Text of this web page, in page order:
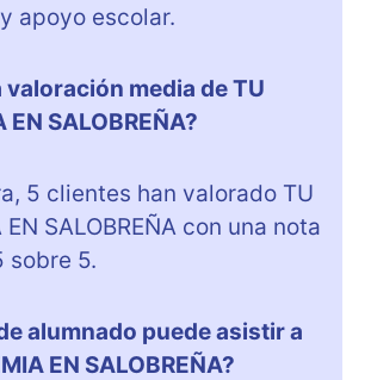
apoyo escolar.
valoración media de TU
EN SALOBREÑA?
5 clientes han valorado TU
EN SALOBREÑA con una nota
sobre 5.
alumnado puede asistir a
EN SALOBREÑA?